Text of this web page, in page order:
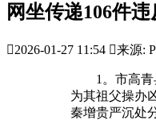
网坐传递106件
2026-01-27 11:54 来源:
1。市高青县
为其祖父操办
秦增贵严沉处